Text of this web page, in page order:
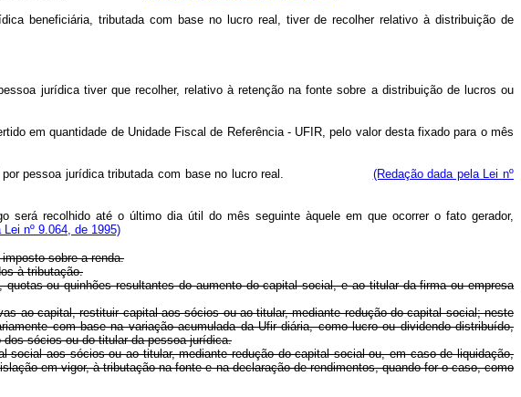
beneficiária, tributada com base no lucro real, tiver de recolher relativo à distribuição de
jurídica tiver que recolher, relativo à retenção na fonte sobre a distribuição de lucros ou
em quantidade de Unidade Fiscal de Referência - UFIR, pelo valor desta fixado para o mês
por pessoa jurídica tributada com base no lucro real. (Redação dada pela Lei nº
será recolhido até o último dia útil do mês seguinte àquele em que ocorrer o fato gerador,
nº 9.064, de 1995)
sobre a renda.
à tributação.
ou quinhões resultantes do aumento do capital social, e ao titular da firma ou empresa
ao capital, restituir capital aos sócios ou ao titular, mediante redução do capital social; neste
com base na variação acumulada da Ufir diária, como lucro ou dividendo distribuído,
sócios ou do titular da pessoa jurídica.
aos sócios ou ao titular, mediante redução do capital social ou, em caso de liquidação,
em vigor, à tributação na fonte e na declaração de rendimentos, quando for o caso, como